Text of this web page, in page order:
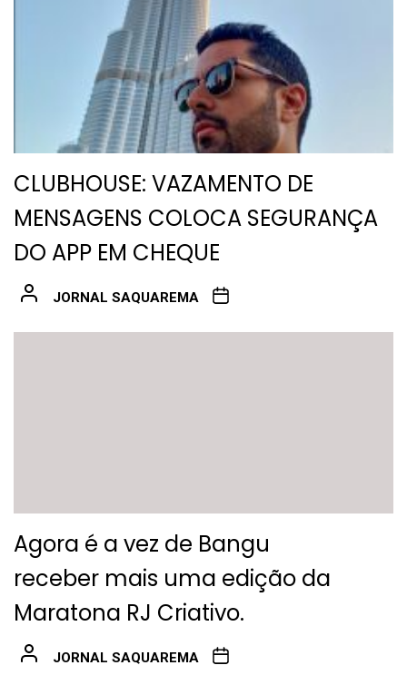
CLUBHOUSE: VAZAMENTO DE
MENSAGENS COLOCA SEGURANÇA
DO APP EM CHEQUE
JORNAL SAQUAREMA
Agora é a vez de Bangu
receber mais uma edição da
Maratona RJ Criativo.
JORNAL SAQUAREMA